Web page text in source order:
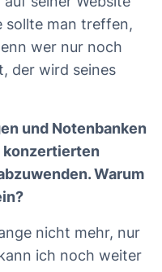
sollte man treffen,
wer nur noch
der wird seines
und Notenbanken
konzertierten
Warum
nicht mehr, nur
ich noch weiter